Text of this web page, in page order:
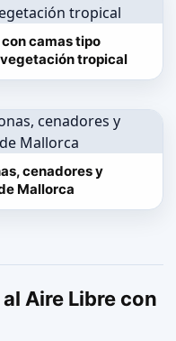
camas tipo
tropical
cenadores y
Mallorca
Aire Libre con